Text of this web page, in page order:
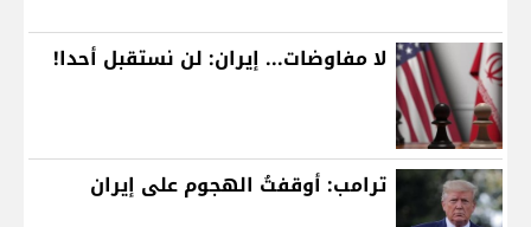
بشأن الاتفاق النووي. وبحسب تقرير للصحافي باراك رافيد،
نشرته القناة 12 الإسرائيلية مساء
لا مفاوضات... إيران: لن نستقبل أحدا!
ترامب: أوقفتُ الهجوم على إيران